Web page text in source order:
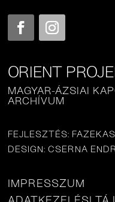
ORIENT
MAGYAR-ÁZSIAI
ARCHÍVUM
FEJLESZTÉS:
DESIGN: CSERNA
IMPRESSZUM